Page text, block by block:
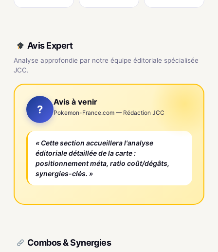
Avis Expert
Analyse approfondie par notre équipe éditoriale spécialisée
JCC.
?
Avis à venir
Pokemon-France.com — Rédaction JCC
« Cette section accueillera l'analyse
éditoriale détaillée de la carte :
positionnement méta, ratio coût/dégâts,
synergies-clés. »
Combos & Synergies